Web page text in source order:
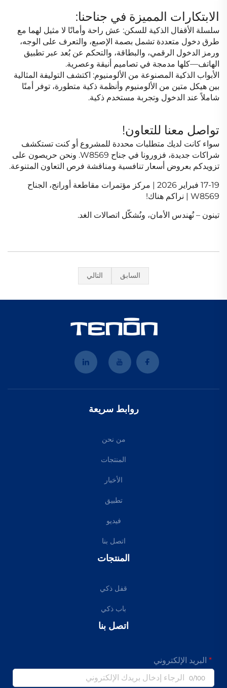
الابتكارات المميزة في جناحنا:
سلسلة الأقفال الذكية للسكن: عش راحة وأمانًا لا مثيل لهما مع
طرق دخول متعددة تشمل بصمة الإصبع، والتعرف على الوجه،
ورمز الدخول الرقمي، والبطاقة، والتحكم عن بُعد عبر تطبيق
الهاتف—كلها مدمجة في تصاميم أنيقة وعصرية.
الأبواب الذكية المصنوعة من الألومنيوم: اكتشف التوليفة المثالية
بين هيكل متين من الألومنيوم وأنظمة ذكية متطورة، توفر أمنًا
شاملاً عند الدخول وتجربة مستخدم ذكية.
تواصل معنا للتعاون!
سواء كانت لديك متطلبات محددة للمشروع أو كنت تستكشف
شراكات جديدة، فزورونا في جناح W8569. ونحن حريصون على
تزويدكم بعروض أسعار تنافسية ومناقشة فرص التعاون المتنوعة.
17-19 فبراير 2026 | مركز مؤتمرات مقاطعة أورانج، الجناح
W8569 | نراكم هناك!
تينون – نُهندس الأمان، ونُشكّل اتصالات الغد.
السابق التالي
روابط سريعة
من نحن
المنتجات
الأخبار
تطبيق
فيديو
اتصل بنا
المنتجات
قفل ذكي
باب ذكي
اتصل بنا
البريد الإلكتروني
0/100